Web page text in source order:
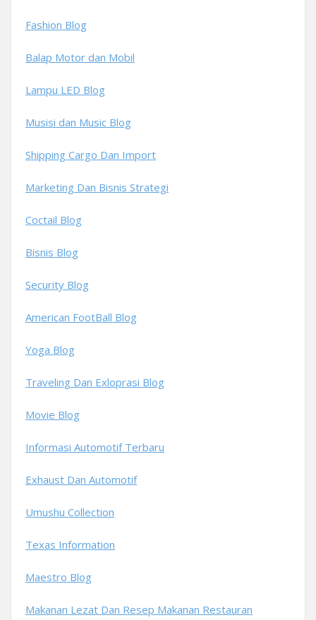
Fashion Blog
Balap Motor dan Mobil
Lampu LED Blog
Musisi dan Music Blog
Shipping Cargo Dan Import
Marketing Dan Bisnis Strategi
Coctail Blog
Bisnis Blog
Security Blog
American FootBall Blog
Yoga Blog
Traveling Dan Exloprasi Blog
Movie Blog
Informasi Automotif Terbaru
Exhaust Dan Automotif
Umushu Collection
Texas Information
Maestro Blog
Makanan Lezat Dan Resep Makanan Restauran